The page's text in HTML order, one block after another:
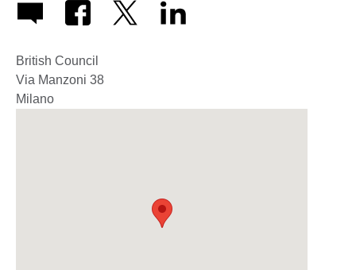
British Council
Via Manzoni 38
Milano